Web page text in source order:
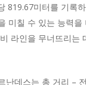
819.67미터를 기록
미칠 수 있는 능력
라인을 무너뜨리는
난데스는 총 거리 –